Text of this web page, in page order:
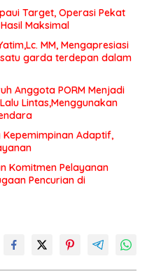
Target, Operasi Pekat
Maksimal
MM, Mengapresiasi
garda terdepan dalam
Anggota PORM Menjadi
Lintas,Menggunakan
Adaptif,
Komitmen Pelayanan
Pencurian di